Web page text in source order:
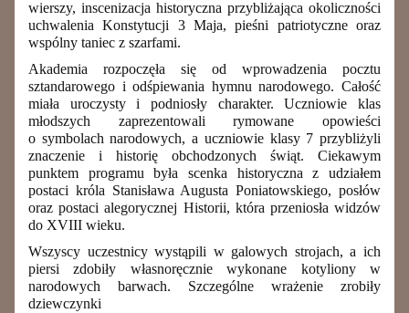
wierszy, inscenizacja historyczna przybliżająca okoliczności
uchwalenia Konstytucji 3 Maja, pieśni patriotyczne oraz
wspólny taniec z szarfami.
Akademia rozpoczęła się od wprowadzenia pocztu
sztandarowego i odśpiewania hymnu narodowego. Całość
miała uroczysty i podniosły charakter. Uczniowie klas
młodszych zaprezentowali rymowane opowieści
o symbolach narodowych, a uczniowie klasy 7 przybliżyli
znaczenie i historię obchodzonych świąt. Ciekawym
punktem programu była scenka historyczna z udziałem
postaci króla Stanisława Augusta Poniatowskiego, posłów
oraz postaci alegorycznej Historii, która przeniosła widzów
do XVIII wieku.
Wszyscy uczestnicy wystąpili w galowych strojach, a ich
piersi zdobiły własnoręcznie wykonane kotyliony w
narodowych barwach. Szczególne wrażenie zrobiły
dziewczynki